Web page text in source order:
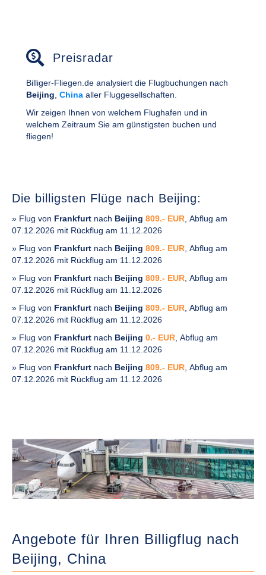
Preisradar
Billiger-Fliegen.de analysiert die Flugbuchungen nach
Beijing China aller Fluggesellschaften.
Wir zeigen Ihnen von welchem Flughafen und in
welchem Zeitraum Sie am günstigsten buchen und
fliegen!
Die billigsten Flüge nach Beijing:
» Flug von Frankfurt nach Beijing 809.- EUR , Abflug am
07.12.2026 mit Rückflug am 11.12.2026
» Flug von Frankfurt nach Beijing 809.- EUR , Abflug am
07.12.2026 mit Rückflug am 11.12.2026
» Flug von Frankfurt nach Beijing 809.- EUR , Abflug am
07.12.2026 mit Rückflug am 11.12.2026
» Flug von Frankfurt nach Beijing 809.- EUR , Abflug am
07.12.2026 mit Rückflug am 11.12.2026
» Flug von Frankfurt nach Beijing 0.- EUR , Abflug am
07.12.2026 mit Rückflug am 11.12.2026
» Flug von Frankfurt nach Beijing 809.- EUR , Abflug am
07.12.2026 mit Rückflug am 11.12.2026
Angebote für Ihren Billigflug nach
Beijing, China